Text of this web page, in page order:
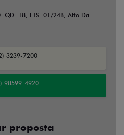
QD. 18, LTS. 01/24B, Alto Da
3239-7200
98599-4920
proposta